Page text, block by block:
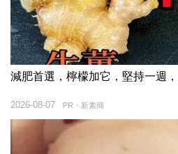
減肥首選，檸檬加它，堅持一週
PR・新素簡
2026-08-07